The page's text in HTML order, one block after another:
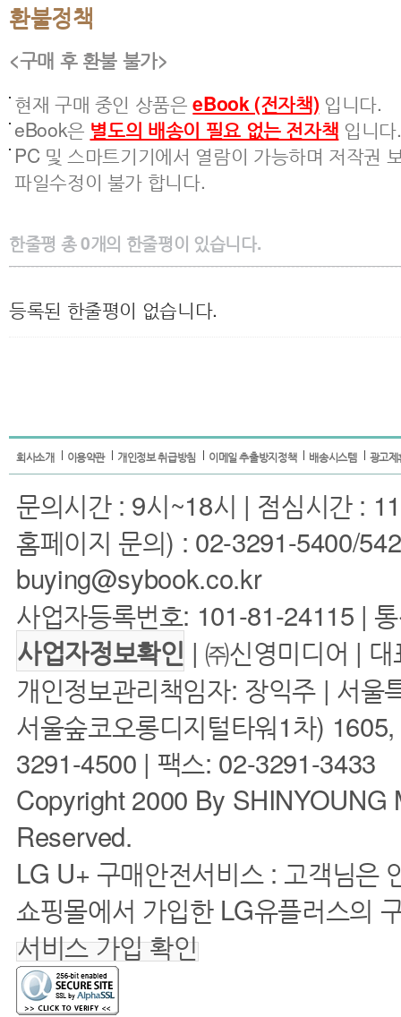
환불정책
<구매 후 환불 불가>
현재 구매 중인 상품은eBook (전자책) 입니다.
eBook은 별도의 배송이 필요 없는 전자책 입니다.
PC 및 스마트기기에서 열람이 가능하며 저작권
파일수정이 불가 합니다.
한줄평 총0개의 한줄평이 있습니다.
등록된 한줄평이 없습니다.
회사소개 이용약관 개인정보 취급방침 이메일 추출방지정책 배송시스템 광고
문의시간 : 9시~18시 | 점심시간 :
홈페이지 문의) : 02-3291-5400/
buying@sybook.co.kr
사업자등록번호: 101-81-24115 |
사업자정보확인 | ㈜신영미디어 |
개인정보관리책임자: 장익주 | 서
서울숲코오롱디지털타워1차)
3291-4500 | 팩스: 02-3291-3433
Copyright 2000 By
Reserved.
LG U+ 구매안전서비스 : 고객님은
쇼핑몰에서 가입한 LG유플러스의
서비스 가입 확인